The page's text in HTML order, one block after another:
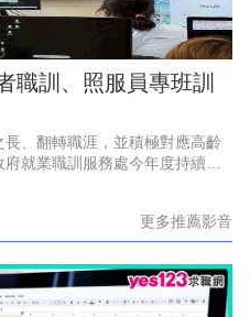
職訓、照服員專班訓
、翻轉職涯，並積極對應高齡
就業職訓服務處今年度持續辦
更多推薦影音